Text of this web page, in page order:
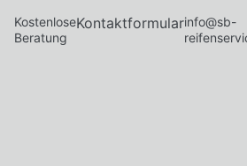
Kostenlose
Beratung
Kontaktformularinfo@sb-